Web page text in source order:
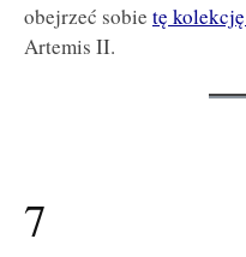
obejrzeć sobie tę
Artemis II.
7